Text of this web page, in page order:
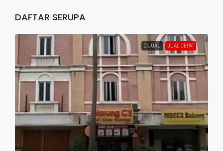
DAFTAR SERUPA
DIJUAL JUAL CEPAT